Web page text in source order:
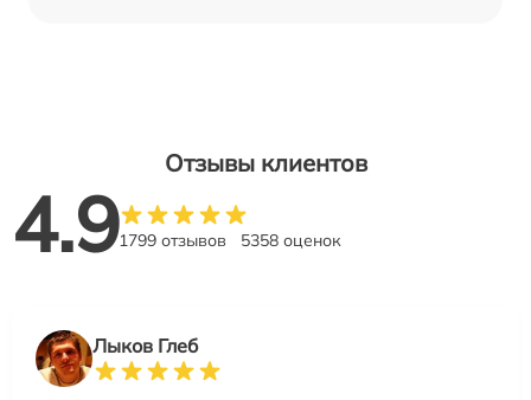
Отзывы клиентов
4.91799 отзывов 5358 оценок
Лыков Глеб